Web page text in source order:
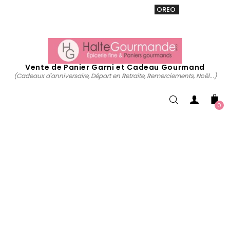
OREO
Vente de Panier Garni et Cadeau Gourmand
(Cadeaux d'anniversaire, Départ en Retraite, Remerciements, Noël...)
0